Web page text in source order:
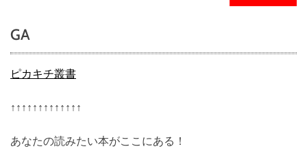
GA
ピカキチ叢書
↑↑↑↑↑↑↑↑↑↑↑↑↑
あなたの読みたい本がここにある！